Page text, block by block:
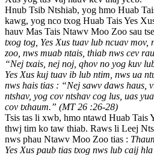
Hnub Tsib Ntshiab, yog hmo Huab
kawg, yog nco txog Huab Tais Yes
hauv Mas Tais Ntawv Moo Zoo sau
txog tog, Yes Xus tuav lub ncuav mov,
zoo, nws muab ntais, thiab nws cev
“Nej txais, nej noj, qhov no yog kuv
Yes Xus kuj tuav ib lub ntim, nws ua
nws hais tias : “Nej sawv daws haus,
ntshav, yog cov ntshav cog lus, uas
cov txhaum.” (MT 26 :26-28)
Tsis tas li xwb, hmo ntawd Huab Tais
thwj tim ko taw thiab. Raws li Leej
nws phau Ntawv Moo Zoo tias :
Yes Xus paub tias txog nws lub caij